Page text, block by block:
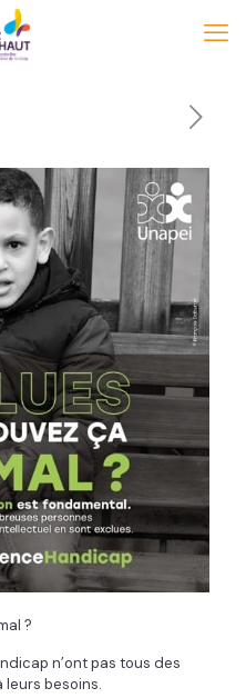
?
n’ont pas tous des
besoins.